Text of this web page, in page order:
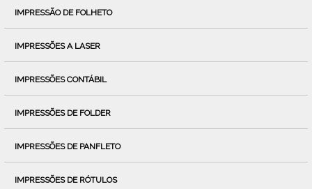
IMPRESSÃO DE FOLHETO
IMPRESSÕES A LASER
IMPRESSÕES CONTÁBIL
IMPRESSÕES DE FOLDER
IMPRESSÕES DE PANFLETO
IMPRESSÕES DE RÓTULOS